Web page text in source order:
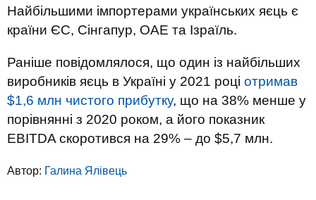
Найбільшими імпортерами українських яєць є
країни ЄС, Сінгапур, ОАЕ та Ізраїль.
Раніше повідомлялося, що один із найбільших
виробників яєць в Україні у 2021 році отримав
$1,6 млн чистого прибутку, що на 38% менше у
порівнянні з 2020 роком, а його показник
EBITDA скоротився на 29% – до $5,7 млн.
Автор: Галина Ялівець